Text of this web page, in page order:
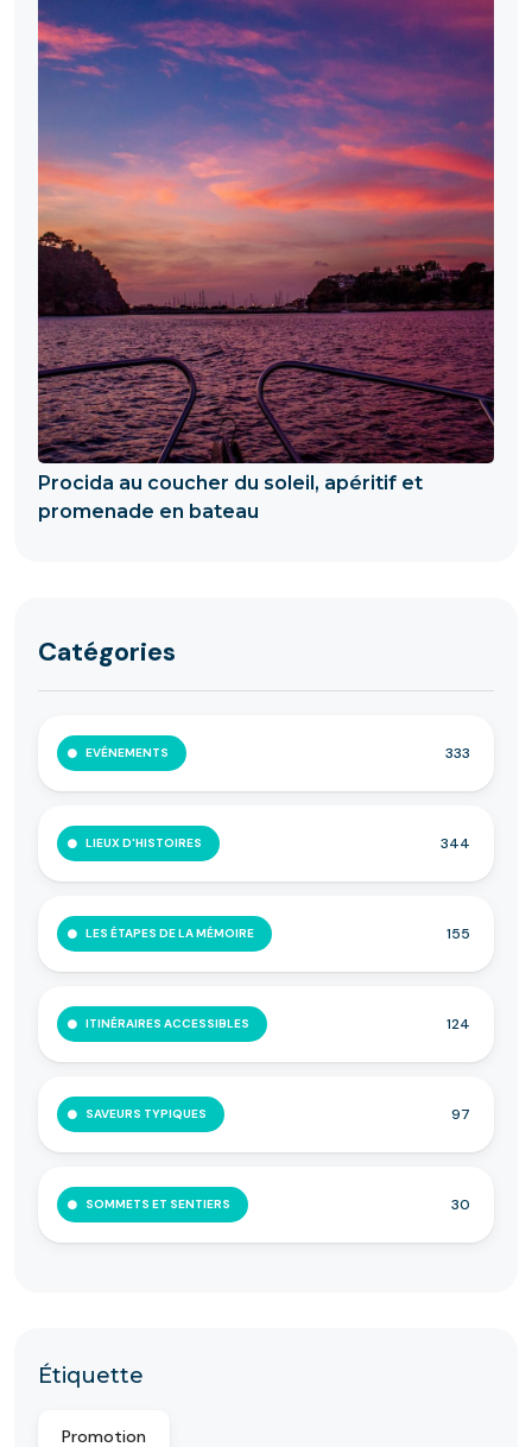
Procida au coucher du soleil, apéritif et
promenade en bateau
Catégories
EVÉNEMENTS 333
LIEUX D'HISTOIRES 344
LES ÉTAPES DE LA MÉMOIRE 155
ITINÉRAIRES ACCESSIBLES 124
SAVEURS TYPIQUES 97
SOMMETS ET SENTIERS 30
Étiquette
Promotion